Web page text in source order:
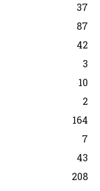
37
87
42
3
10
2
164
7
43
208